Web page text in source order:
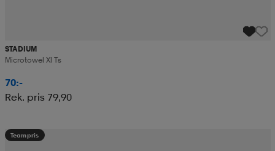
STADIUM
Microtowel Xl Ts
70:-
Rek. pris 79,90
Teampris